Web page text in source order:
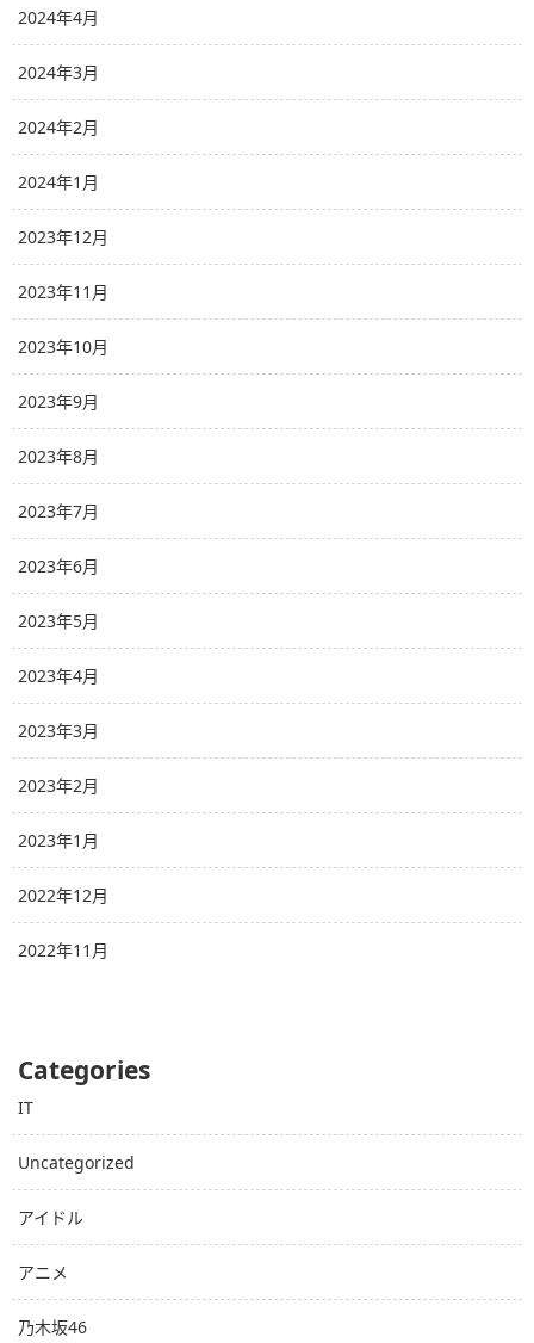
2024年4月
2024年3月
2024年2月
2024年1月
2023年12月
2023年11月
2023年10月
2023年9月
2023年8月
2023年7月
2023年6月
2023年5月
2023年4月
2023年3月
2023年2月
2023年1月
2022年12月
2022年11月
Categories
IT
Uncategorized
アイドル
アニメ
乃木坂46